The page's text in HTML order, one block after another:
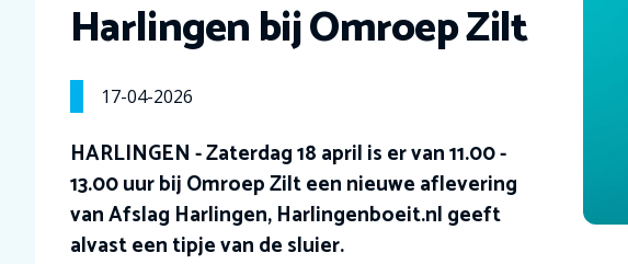
Harlingen bij Omroep Zilt
17-04-2026
HARLINGEN - Zaterdag 18 april is er van 11.00 -
13.00 uur bij Omroep Zilt een nieuwe aflevering
van Afslag Harlingen, Harlingenboeit.nl geeft
alvast een tipje van de sluier.